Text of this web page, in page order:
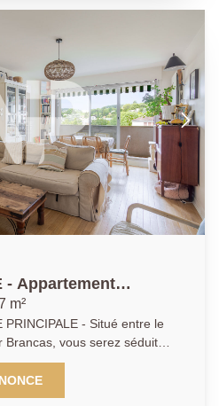
m²
PRINCIPALE - Situé entre le
Brancas, vous serez séduit
familial aux vues dégagées
(gares, écoles
Lumineux et calme il